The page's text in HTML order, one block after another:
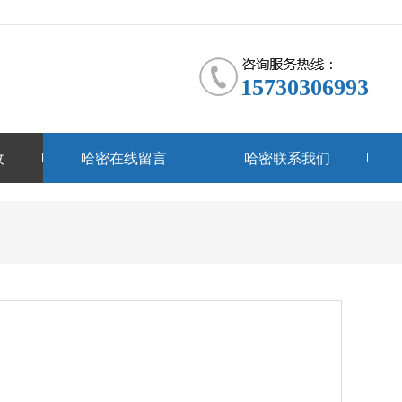
15730306993
哈密在线留言 哈密联系我们